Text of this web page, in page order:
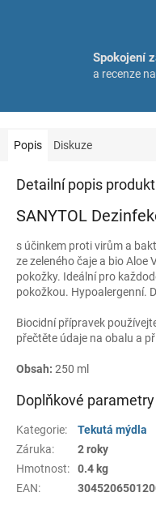
Spokojení
a recenze
Popis Diskuze
Detailní popis
SANYTOL
s účinkem proti virům a
ze zeleného čaje a bio
pokožky. Ideální pro
pokožkou. Hypoalergenní.
Biocidní přípravek
přečtěte údaje na obalu a
Obsah: 250 ml
Doplňkové parametry
Kategorie:
Tekutá mýdla
Záruka:
2 roky
Hmotnost:
0.4 kg
EAN: